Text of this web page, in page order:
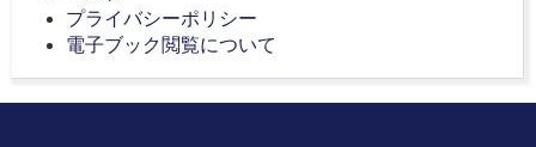
プライバシーポリシー
電子ブック閲覧について